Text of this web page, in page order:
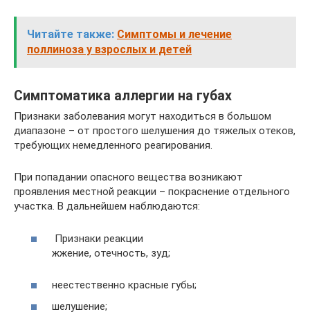
Читайте также: Симптомы и лечение
поллиноза у взрослых и детей
Симптоматика аллергии на губах
Признаки заболевания могут находиться в большом
диапазоне – от простого шелушения до тяжелых отеков,
требующих немедленного реагирования.
При попадании опасного вещества возникают
проявления местной реакции – покраснение отдельного
участка. В дальнейшем наблюдаются:
Признаки реакции
жжение, отечность, зуд;
неестественно красные губы;
шелушение;